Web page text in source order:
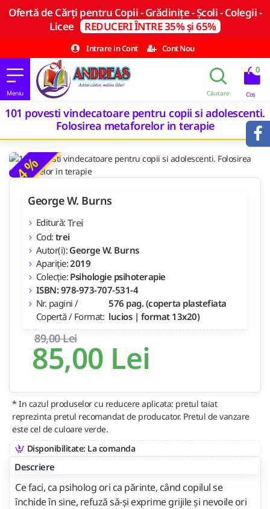
Ofertă de Cărți pentru Copii - Grădinițe - Școli - Colegii -
Licee REDUCERI ÎNTRE 35% și 65%
Intrare in Cont
Cont Nou
0
101 povesti vindecatoare pentru copii si adolescenti.
Folosirea metaforelor in terapie
-4 %
85,00 Lei
89,00 Lei
George W. Burns
Editură: Trei
Cod: trei
Autor(i): George W. Burns
Apariție:2019
Colecție: Psihologie psihoterapie
ISBN: 978-973-707-531-4
Nr. pagini /
Copertă / Format:
576 pag. (coperta plastefiata
lucios | format 13x20)
* In cazul produselor cu reducere aplicata: pretul taiat
reprezinta pretul recomandat de producator. Pretul de vanzare
este cel de culoare verde.
Disponibilitate: La comanda
Descriere
Ce faci, ca psiholog ori ca părinte, când copilul se
închide în sine, refuză să-şi exprime grijile şi nevoile ori